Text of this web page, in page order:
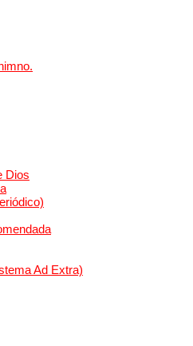
Dios
Ad Extra)